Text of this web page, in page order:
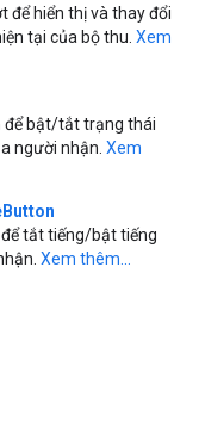
để hiển thị và thay đổi
tại của bộ thu. Xem
để bật/tắt trạng thái
người nhận. Xem
tắt tiếng/bật tiếng
Xem thêm...